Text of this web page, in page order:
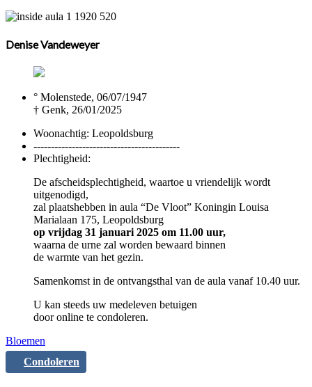
Denise Vandeweyer
° Molenstede, 06/07/1947
† Genk, 26/01/2025
Woonachtig: Leopoldsburg
------------------------------------------
Plechtigheid:
De afscheidsplechtigheid, waartoe u vriendelijk wordt
uitgenodigd,
zal plaatshebben in aula “De Vloot” Koningin Louisa
Marialaan 175, Leopoldsburg
op vrijdag 31 januari 2025 om 11.00 uur,
waarna de urne zal worden bewaard binnen
de warmte van het gezin.
Samenkomst in de ontvangsthal van de aula vanaf 10.40 uur.
U kan steeds uw medeleven betuigen
door online te condoleren.
Bloemen
Condoleren